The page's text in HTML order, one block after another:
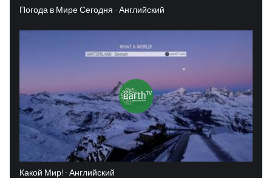
Погода в Мире Сегодня - Английский
Какой Мир! - Английский